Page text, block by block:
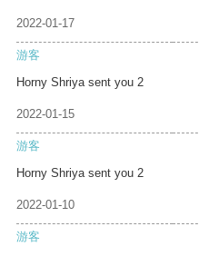
2022-01-17
游客
Horny Shriya sent you 2
2022-01-15
游客
Horny Shriya sent you 2
2022-01-10
游客